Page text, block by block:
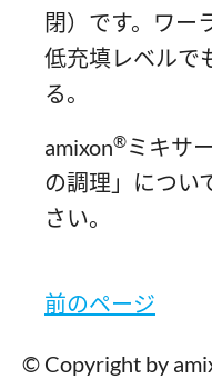
閉）です。ワー
低充填レベルで
る。
amixon®ミキサ
の調理」につい
さい。
前のページ
© Copyright by